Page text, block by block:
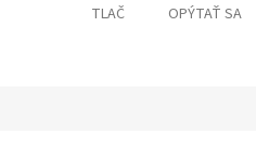
TLAČ OPÝTAŤ SA